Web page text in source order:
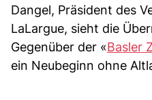
Dangel, Präsident des
LaLargue, sieht die
Gegenüber der «Basler
ein Neubeginn ohne